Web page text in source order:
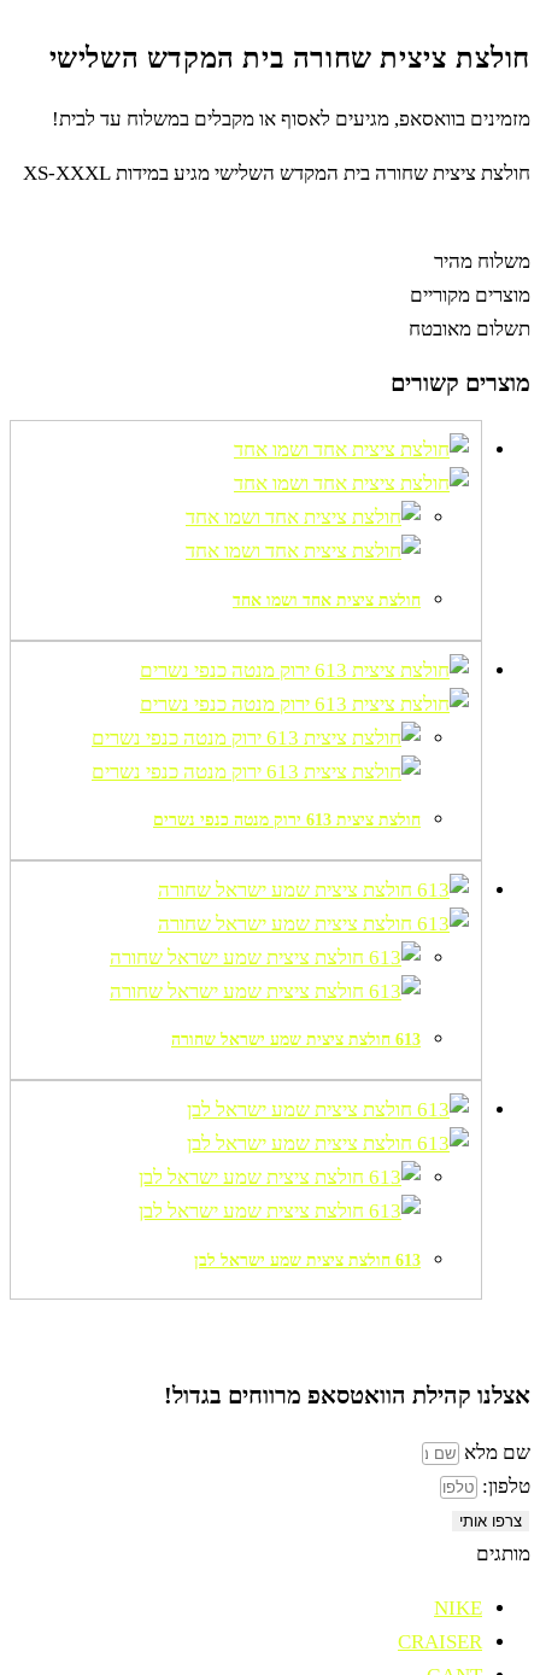
חולצת ציצית שחורה בית המקדש השלישי
מזמינים בוואסאפ, מגיעים לאסוף או מקבלים במשלוח עד לבית!
חולצת ציצית שחורה בית המקדש השלישי מגיע במידות XS-XXXL
משלוח מהיר
מוצרים מקוריים
תשלום מאובטח
מוצרים קשורים
חולצת ציצית אחד ושמו אחד
חולצת ציצית 613 ירוק מנטה כנפי נשרים
613 חולצת ציצית שמע ישראל שחורה
613 חולצת ציצית שמע ישראל לבן
אצלנו קהילת הוואטסאפ מרווחים בגדול!
שם מלא
טלפון:
צרפו אותי
מותגים
NIKE
CRAISER